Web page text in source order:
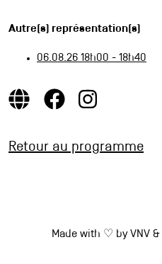
Autre(s) représentation(s)
06.08.26 18h00 - 18h40
Retour au programme
Made with ♡ by VNV &